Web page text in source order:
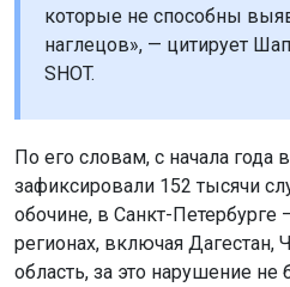
которые не способны
наглецов», — цитирует
SHOT.
По его словам, с начала года
зафиксировали 152 тысячи
обочине, в Санкт-Петербурге
регионах, включая
область, за это нарушение